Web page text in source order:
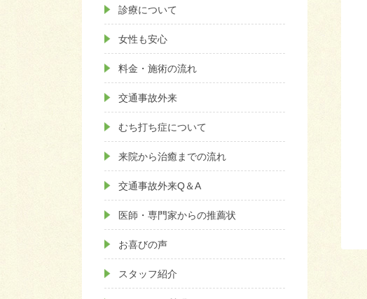
診療について
女性も安心
料金・施術の流れ
交通事故外来
むち打ち症について
来院から治癒までの流れ
交通事故外来Q＆A
医師・専門家からの推薦状
お喜びの声
スタッフ紹介